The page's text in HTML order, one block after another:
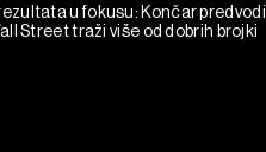
u fokusu: Končar predvodi
Street traži više od dobrih brojki